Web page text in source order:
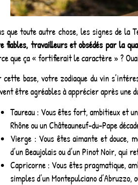
que toute autre chose, les signes de
fiables, travailleurs et obsédés par la
que ça « fortifierait le caractère » ?
cette base, votre zodiaque du vin
être agréables à apprécier après une
Taureau : Vous êtes fort, ambitieux et
Rhône ou un Châteauneuf-du-Pape
Vierge : Vous êtes aimante et douce,
d’un Beaujolais ou d’un Pinot Noir, qui
Capricorne : Vous êtes pragmatique,
simples d’un Montepulciano